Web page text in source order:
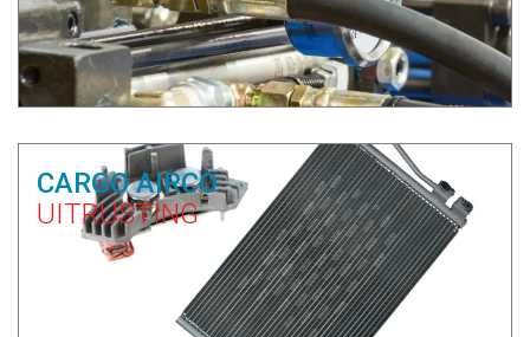
CARGO AIRCO
UITRUSTING